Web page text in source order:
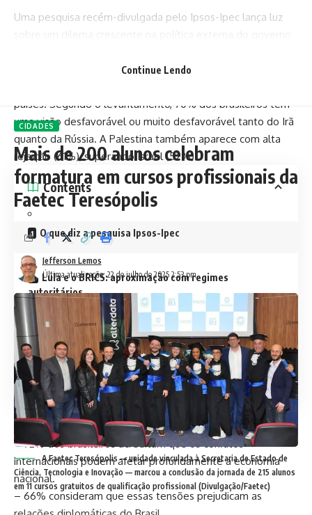
Uma pesquisa recém-divulgada pelo Ipsos-Ipec lança luz
regimes autocráticos como Irã e Rússia no âmbito do BRICS,
países. Segundo o levantamento, 70% dos brasileiros têm
uma visão desfavorável ou muito desfavorável tanto do Irã
quanto da Rússia. A Palestina também aparece com alta
rejeição (61%), superando Israel (52%).
Contents
O que diz a pesquisa Ipsos-Ipec
Lula e o BRICS: aproximação com regimes
autoritários
Descompasso entre governo e população
Isolamento ameaça economia brasileira
O que diz a pesquisa Ipsos-Ipec
– 72% dos brasileiros acreditam que os conflitos
internacionais podem afetar profundamente a economia
nacional.
– 66% consideram que essas tensões prejudicam as
Continue Lendo
CIDADES
Mais de 200 alunos celebram
formatura em cursos profissionais da
Faetec Teresópolis
Última atualização: 22 de julho de 2025 2:53 pm
Jefferson Lemos
A Faetec Teresópolis — unidade vinculada à Secretaria de Estado de
Ciência, Tecnologia e Inovação — marcou a conclusão da jornada de 215 alunos
em 11 cursos gratuitos de qualificação profissional (Divulgação/Faetec)